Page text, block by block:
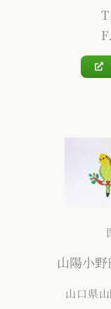
山陽小
山口県